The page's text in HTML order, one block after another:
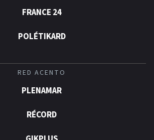
FRANCE 24
POLÉTIKARD
RED ACENTO
PLENAMAR
RÉCORD